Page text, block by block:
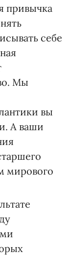
привычка
себе
Мы
вы
А ваши
мирового